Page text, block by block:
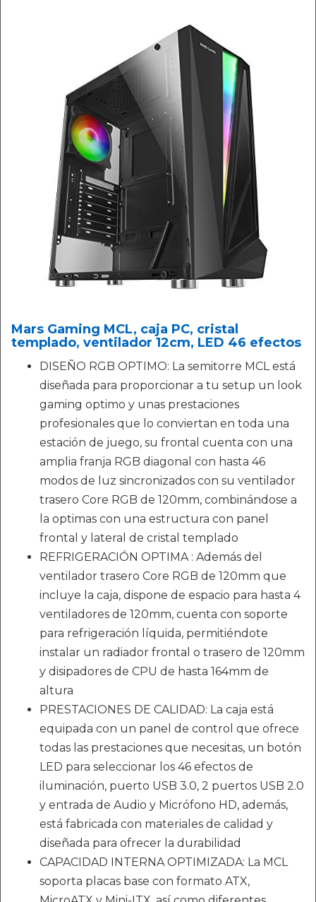
Mars Gaming MCL, caja PC, cristal
templado, ventilador 12cm, LED 46 efectos
DISEÑO RGB OPTIMO: La semitorre MCL está
diseñada para proporcionar a tu setup un look
gaming optimo y unas prestaciones
profesionales que lo conviertan en toda una
estación de juego, su frontal cuenta con una
amplia franja RGB diagonal con hasta 46
modos de luz sincronizados con su ventilador
trasero Core RGB de 120mm, combinándose a
la optimas con una estructura con panel
frontal y lateral de cristal templado
REFRIGERACIÓN OPTIMA : Además del
ventilador trasero Core RGB de 120mm que
incluye la caja, dispone de espacio para hasta 4
ventiladores de 120mm, cuenta con soporte
para refrigeración líquida, permitiéndote
instalar un radiador frontal o trasero de 120mm
y disipadores de CPU de hasta 164mm de
altura
PRESTACIONES DE CALIDAD: La caja está
equipada con un panel de control que ofrece
todas las prestaciones que necesitas, un botón
LED para seleccionar los 46 efectos de
iluminación, puerto USB 3.0, 2 puertos USB 2.0
y entrada de Audio y Micrófono HD, además,
está fabricada con materiales de calidad y
diseñada para ofrecer la durabilidad
CAPACIDAD INTERNA OPTIMIZADA: La MCL
soporta placas base con formato ATX,